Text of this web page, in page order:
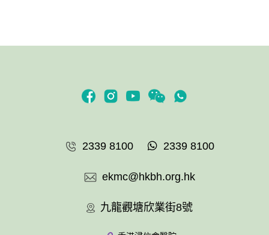
2339 8100 2339 8100
ekmc@hkbh.org.hk
九龍觀塘欣業街8號